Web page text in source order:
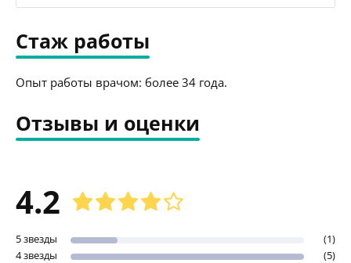
Стаж работы
Опыт работы врачом: более 34 года.
Отзывы и оценки
4.2
5 звезды
(1)
4 звезды
(5)